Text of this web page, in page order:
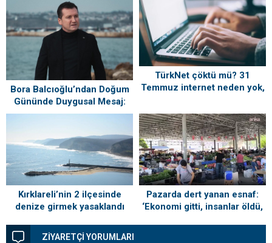
Bora Balcıoğlu’ndan Doğum
Gününde Duygusal Mesaj:
“Silivri’mi Çok Özlüyorum”
TürkNet çöktü mü? 31
Temmuz internet neden yok,
Kırklareli’nin 2 ilçesinde
denize girmek yasaklandı
Pazarda dert yanan esnaf:
‘Ekonomi gitti, insanlar öldü,
ZİYARETÇİ YORUMLARI